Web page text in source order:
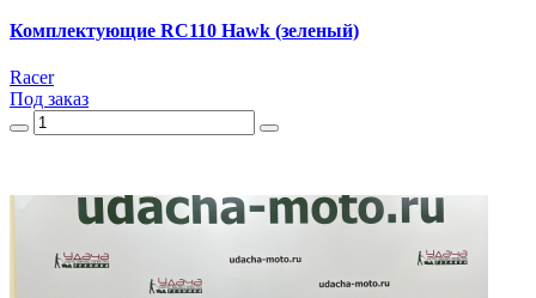
Комплектующие RC110 Hawk (зеленый)
Racer
Под заказ